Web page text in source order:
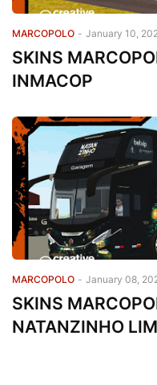
MARCOPOLO - January 10,
SKINS
INMACOP
MARCOPOLO - January 08,
SKINS
NATANZINHO